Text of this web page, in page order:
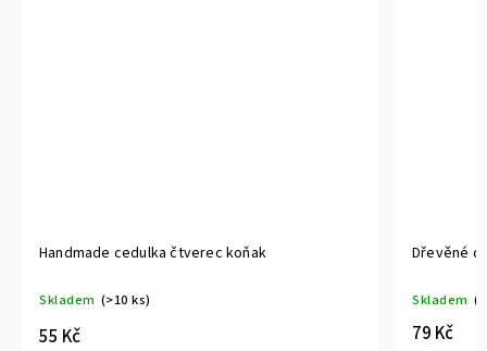
Handmade cedulka čtverec koňak
Skladem (>10 ks)
55 Kč
Dřevěné
Skladem
79 Kč